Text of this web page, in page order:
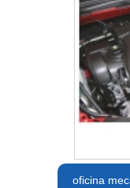
oficina